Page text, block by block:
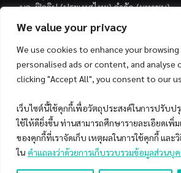
We value your privacy
We use cookies to enhance your
personalised ads or content, and analyse
clicking "Accept All", you consent to our
เว็บไซต์นี้ใช้คุกกี้เพื่อวัตถุประสงค์ในการปรับ
ใช้ให้ดียิ่งขึ้น ท่านสามารถศึกษารายละเอียดเพิ่
ของคุกกี้ที่เราจัดเก็บ เหตุผลในการใช้คุกกี้ และ
ใน คำแถลงว่าด้วยการเก็บรวบรวมข้อมูลส่วนบุ
– บล. ฟิลลิป (ประเทศไทย) จำกัด (มหาชน)
FacebookYouTube
© 2026 Copyright by